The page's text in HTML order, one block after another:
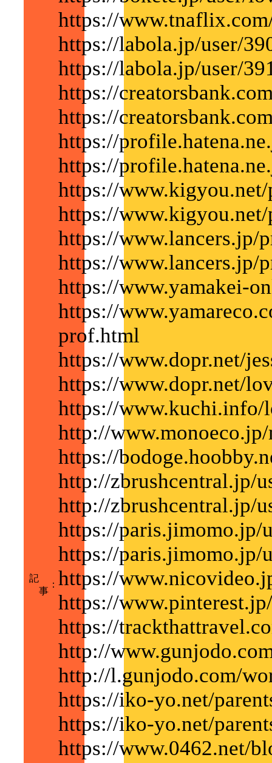
記
事
：
https://
https://labola.jp/user/
https://labola.jp/user/
https://
https://
https://
https://
https://www.kigyou.net/
https://www.kigyou.net/
https://www.lancers.jp/
https://www.lancers.jp/
https://www.yamakei-
https://
prof.html
https://www.dopr.net/
https://www.dopr.net/
https://www.kuchi.info/
http://
https://
http://zbrushcentral.jp/
http://zbrushcentral.jp/
https://paris.jimomo.jp/
https://paris.jimomo.jp/
https://
https://
https://
http://
http://l.gunjodo.com/
https://iko-yo.net/
https://iko-yo.net/
https://www.0462.net/